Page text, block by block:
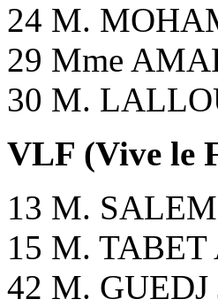
24 M.
29 Mme
30 M.
VLF (Vive le
13 M.
15 M. TABET
42 M. GUEDJ